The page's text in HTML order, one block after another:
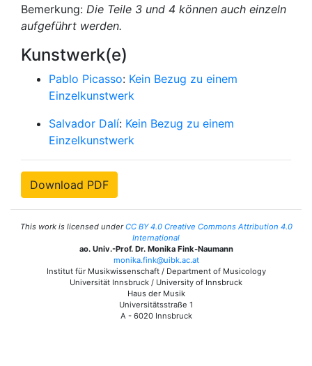
Bemerkung: Die Teile 3 und 4 können auch einzeln
aufgeführt werden.
Kunstwerk(e)
Pablo Picasso: Kein Bezug zu einem
Einzelkunstwerk
Salvador Dalí: Kein Bezug zu einem
Einzelkunstwerk
Download PDF
This work is licensed underCC BY 4.0 Creative Commons Attribution 4.0
International
ao. Univ.-Prof. Dr. Monika Fink-Naumann
monika.fink@uibk.ac.at
Institut für Musikwissenschaft / Department of Musicology
Universität Innsbruck / University of Innsbruck
Haus der Musik
Universitätsstraße 1
A - 6020 Innsbruck